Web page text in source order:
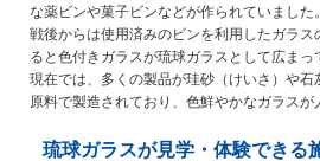
な薬ビンや菓子ビンなどが作られていました。
戦後からは使用済みのビンを利用したガラ
ると色付きガラスが琉球ガラスとして広まっ
現在では、多くの製品が珪砂（けいさ）や
原料で製造されており、色鮮やかなガラスが
琉球ガラスが見学・体験できる